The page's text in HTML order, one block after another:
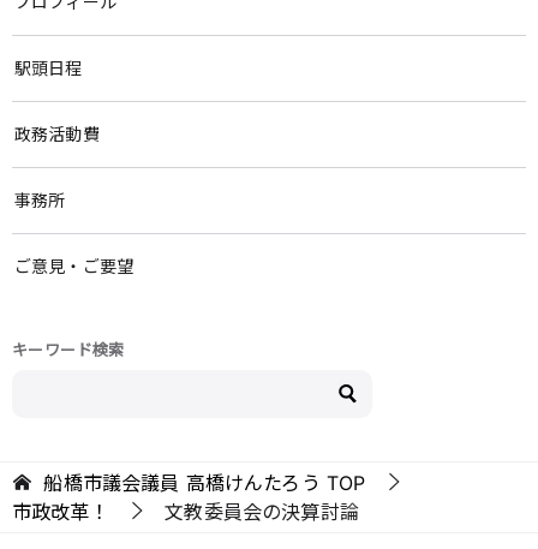
駅頭日程
政務活動費
事務所
ご意見・ご要望
キーワード検索
船橋市議会議員 高橋けんたろう TOP
市政改革！
文教委員会の決算討論